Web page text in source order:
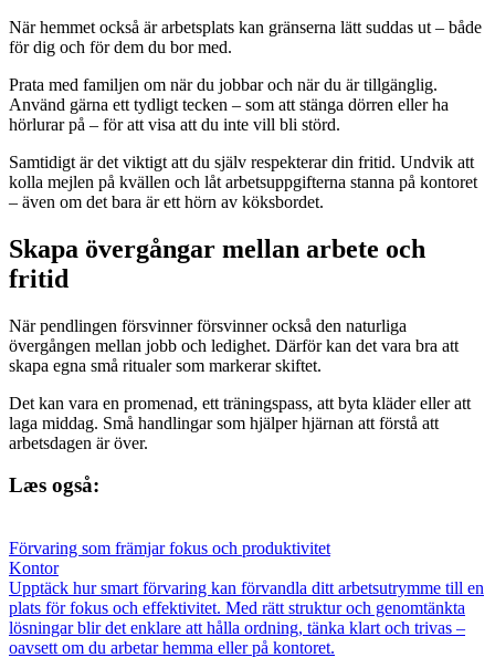
När hemmet också är arbetsplats kan gränserna lätt suddas ut – både
för dig och för dem du bor med.
Prata med familjen om när du jobbar och när du är tillgänglig.
Använd gärna ett tydligt tecken – som att stänga dörren eller ha
hörlurar på – för att visa att du inte vill bli störd.
Samtidigt är det viktigt att du själv respekterar din fritid. Undvik att
kolla mejlen på kvällen och låt arbetsuppgifterna stanna på kontoret
– även om det bara är ett hörn av köksbordet.
Skapa övergångar mellan arbete och
fritid
När pendlingen försvinner försvinner också den naturliga
övergången mellan jobb och ledighet. Därför kan det vara bra att
skapa egna små ritualer som markerar skiftet.
Det kan vara en promenad, ett träningspass, att byta kläder eller att
laga middag. Små handlingar som hjälper hjärnan att förstå att
arbetsdagen är över.
Læs også:
Förvaring som främjar fokus och produktivitet
Kontor
Upptäck hur smart förvaring kan förvandla ditt arbetsutrymme till en
plats för fokus och effektivitet. Med rätt struktur och genomtänkta
lösningar blir det enklare att hålla ordning, tänka klart och trivas –
oavsett om du arbetar hemma eller på kontoret.